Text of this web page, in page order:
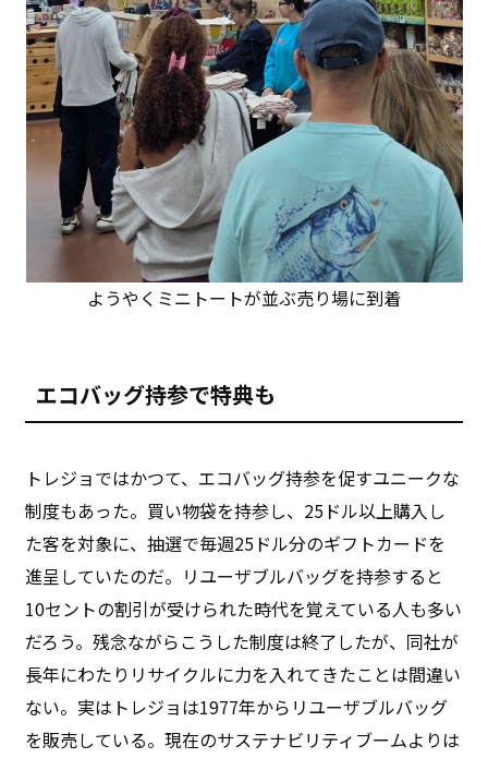
ようやくミニトートが並ぶ売り場に到着
エコバッグ持参で特典も
トレジョではかつて、エコバッグ持参を促すユニークな
制度もあった。買い物袋を持参し、25ドル以上購入し
た客を対象に、抽選で毎週25ドル分のギフトカードを
進呈していたのだ。リユーザブルバッグを持参すると
10セントの割引が受けられた時代を覚えている人も多い
だろう。残念ながらこうした制度は終了したが、同社が
長年にわたりリサイクルに力を入れてきたことは間違い
ない。実はトレジョは1977年からリユーザブルバッグ
を販売している。現在のサステナビリティブームよりは